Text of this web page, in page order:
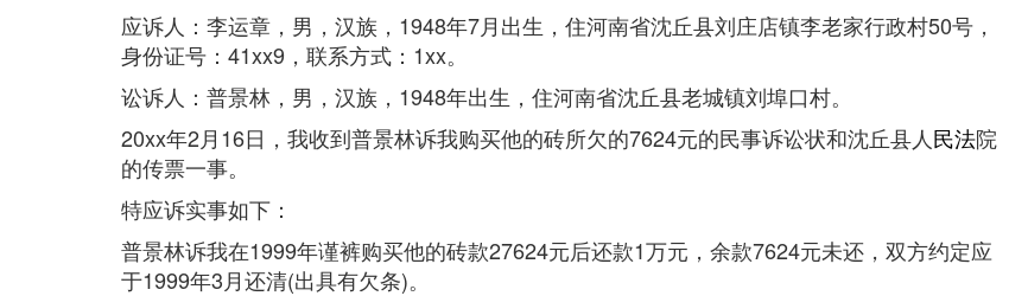
应诉人：李运章，男，汉族，1948年7月出生，住河南省沈丘县刘庄店镇李老家行政村50号，
身份证号：41xx9，联系方式：1xx。
讼诉人：普景林，男，汉族，1948年出生，住河南省沈丘县老城镇刘埠口村。
20xx年2月16日，我收到普景林诉我购买他的砖所欠的7624元的民事诉讼状和沈丘县人民法院
的传票一事。
特应诉实事如下：
普景林诉我在1999年谨裤购买他的砖款27624元后还款1万元，余款7624元未还，双方约定应
于1999年3月还清(出具有欠条)。